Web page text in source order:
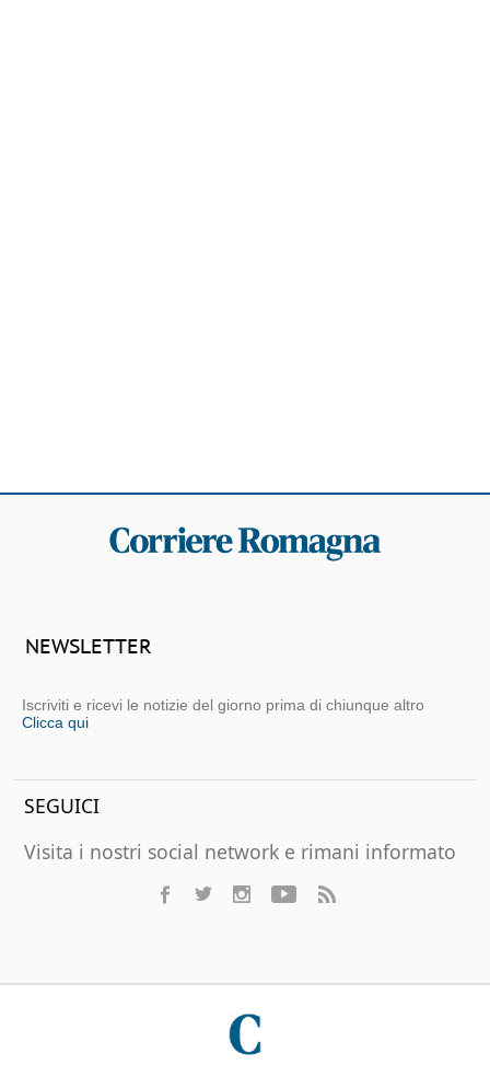
NEWSLETTER
Iscriviti e ricevi le notizie del giorno prima di chiunque altro
Clicca qui
SEGUICI
Visita i nostri social network e rimani informato